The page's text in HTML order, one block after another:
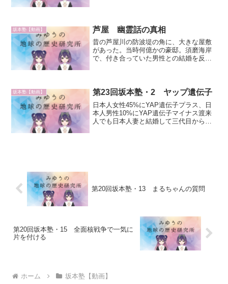
できたての日本列島に付い...
坂本塾【動画】 芦屋 幽霊話の真相
昔の芦屋川の防波堤の角に、大きな屋敷
があった。当時何億かの豪邸。須磨海岸
で、付き合っていた男性との結婚を反対
席に海の水をばらまいて濡...
坂本塾【動画】 第23回坂本塾・2 ヤップ遺伝子
日本人女性45%にYAP遺伝子プラス、日
本人男性10%にYAP遺伝子マイナス渡来
人でも日本人妻と結婚して三代目から
第20回坂本塾・13 まるちゃんの質問
第20回坂本塾・15 全面核戦争で一気に
片を付ける
ホーム 坂本塾【動画】